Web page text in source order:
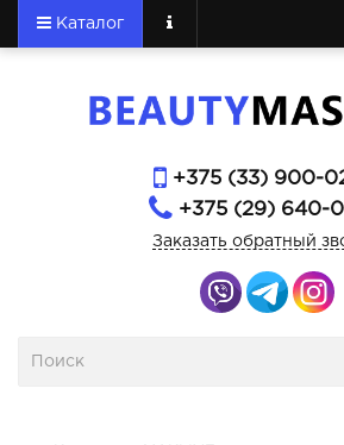
Каталог
+375 (33) 900-
+375 (29) 640-
Заказать обратный